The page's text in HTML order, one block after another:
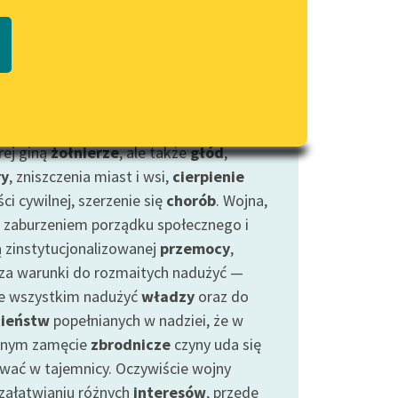
PDF
wrażliwych
Deklaracja dostępności
w grę wchodzi poważny
angażujący całe państwa lub znaczną
ginążołnierze, ale takżegłód,
, zniszczenia miast i wsi, cierpienie
cywilnej, szerzenie się chorób. Wojna,
zaburzeniem porządku społecznego i
przemocy,
warunki do rozmaitych nadużyć —
wszystkim nadużyćwładzy oraz do
popełnianych w nadziei, że w
zamęcie zbrodnicze czyny uda się
w tajemnicy. Oczywiście wojny
różnych interesów, przede